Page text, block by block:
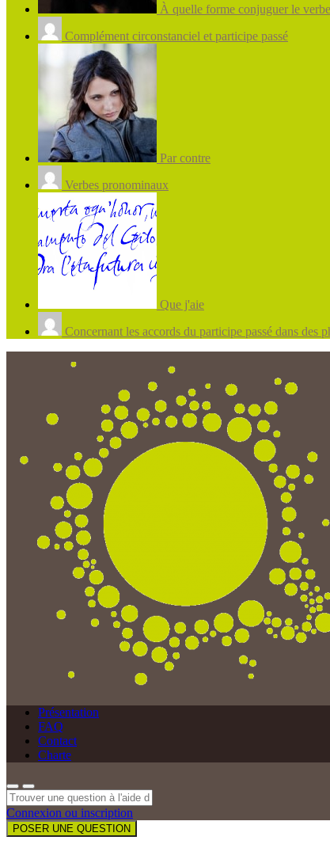
À quelle forme conjuguer le
Complément circonstanciel et participe passé
Par contre
Verbes pronominaux
Que j'aie
Concernant les accords du participe passé dans des
Présentation
FAQ
Contact
Charte
Connexion ou inscription
POSER UNE QUESTION